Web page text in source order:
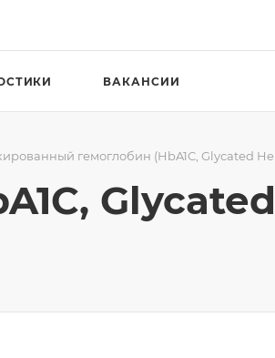
ВАКАНСИИ
гемоглобин (HbA1С, Glycated
Glycated